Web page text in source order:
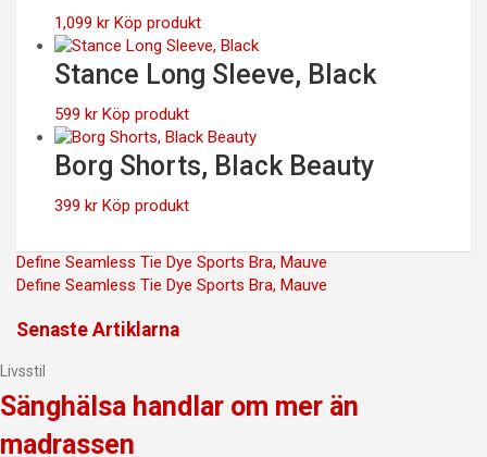
1,099 kr Köp produkt
Stance Long Sleeve, Black
599 kr Köp produkt
Borg Shorts, Black Beauty
399 kr Köp produkt
Inläggsnavigering
Define Seamless Tie Dye Sports Bra, Mauve
Define Seamless Tie Dye Sports Bra, Mauve
Senaste Artiklarna
Livsstil
Sänghälsa handlar om mer än
madrassen